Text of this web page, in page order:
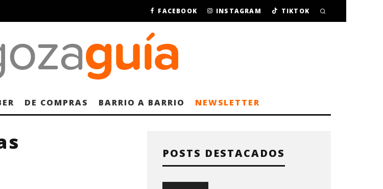
FACEBOOK INSTAGRAM TIKTOK
DE COMPRAS BARRIO A BARRIO NEWSLETTER
POSTS DESTACADOS